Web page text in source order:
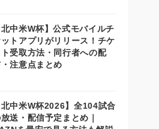
北中米W杯】公式モバイルチ
トアプリがリリース！チケ
ト受取方法・同行者への配
注意点まとめ
北中米W杯2026】全104試合
送・配信予定まとめ｜